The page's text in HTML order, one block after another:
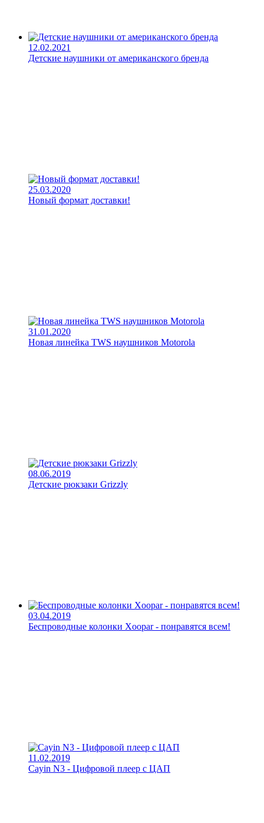
12.02.2021
Детские наушники от американского бренда
25.03.2020
Новый формат доставки!
31.01.2020
Новая линейка TWS наушников Motorola
08.06.2019
Детские рюкзаки Grizzly
03.04.2019
Беспроводные колонки Xoopar - понравятся всем!
11.02.2019
Cayin N3 - Цифровой плеер с ЦАП